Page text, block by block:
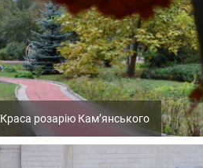
Краса розарію Кам’янського